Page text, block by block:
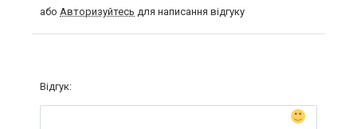
або Авторизуйтесь для написання відгуку
Відгук: